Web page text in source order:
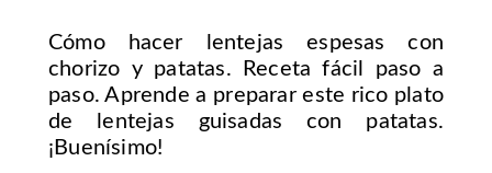
Cómo hacer lentejas espesas con
chorizo y patatas. Receta fácil paso a
paso. Aprende a preparar este rico plato
de lentejas guisadas con patatas.
¡Buenísimo!